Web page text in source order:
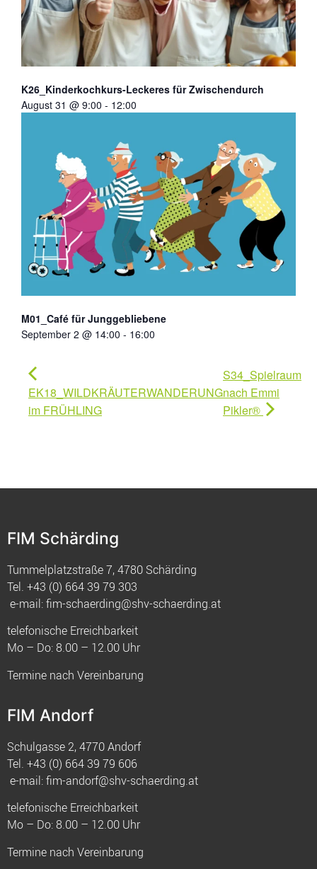
K26_Kinderkochkurs-Leckeres für Zwischendurch
August 31 @ 9:00 - 12:00
M01_Café für Junggebliebene
September 2 @ 14:00 - 16:00
EK18_WILDKRÄUTERWANDERUNG
im FRÜHLING
S34_Spielraum
nach Emmi
Pikler®
FIM Schärding
Tummelplatzstraße 7, 4780 Schärding
Tel. +43 (0) 664 39 79 303
e-mail:fim-schaerding@shv-schaerding.at
telefonische Erreichbarkeit
Mo – Do: 8.00 – 12.00 Uhr
Termine nach Vereinbarung
FIM Andorf
Schulgasse 2, 4770 Andorf
Tel. +43 (0) 664 39 79 606
e-mail:fim-andorf@shv-schaerding.at
telefonische Erreichbarkeit
Mo – Do: 8.00 – 12.00 Uhr
Termine nach Vereinbarung